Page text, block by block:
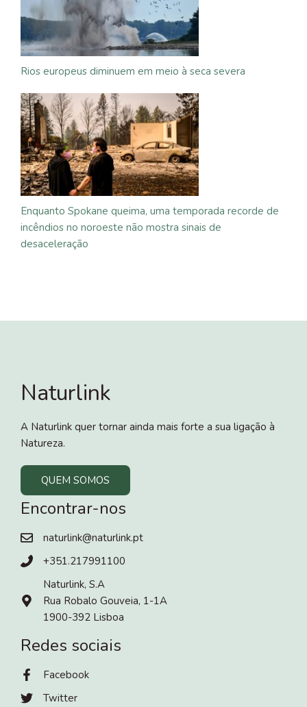
Rios europeus diminuem em meio à seca severa
Enquanto Spokane queima, uma temporada recorde de
incêndios no noroeste não mostra sinais de
desaceleração
Naturlink
A Naturlink quer tornar ainda mais forte a sua ligação à
Natureza.
QUEM SOMOS
Encontrar-nos
naturlink@naturlink.pt
+351.217991100
Naturlink, S.A
Rua Robalo Gouveia, 1-1A
1900-392 Lisboa
Redes sociais
Facebook
Twitter